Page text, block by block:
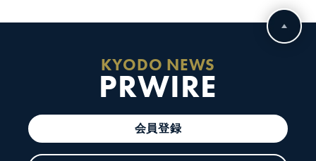
KYODO NEWS
PRWIRE
会員登録